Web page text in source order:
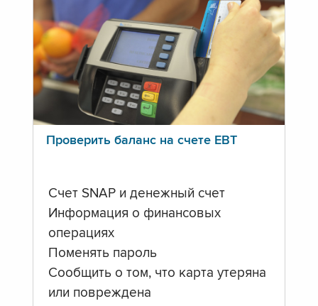
Проверить баланс на счете ЕВТ
Счет SNAP и денежный счет
Информация о финансовых
операциях
Поменять пароль
Сообщить о том, что карта утеряна
или повреждена